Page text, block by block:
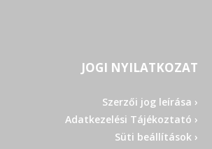
JOGI NYILATKOZAT
Szerzői jog leírása ›
Adatkezelési Tájékoztató ›
Süti beállítások ›